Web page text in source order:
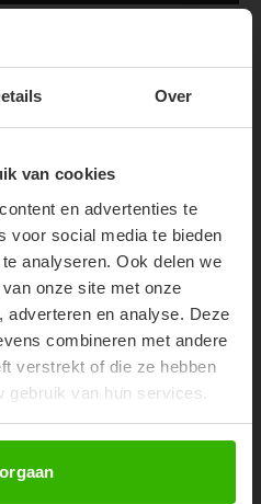
Over
van cookies
en advertenties te
voor social media te bieden
analyseren. Ook delen we
onze site met onze
adverteren en analyse. Deze
combineren met andere
verstrekt of die ze hebben
van hun services.
& GET
FIRST
new drops or exclusive
€75,-
ARTIKELEN